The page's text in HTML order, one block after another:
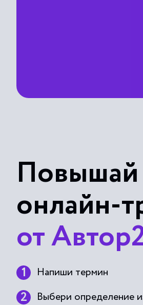
Повышай
онлайн-
от
Напиши термин
Выбери определение